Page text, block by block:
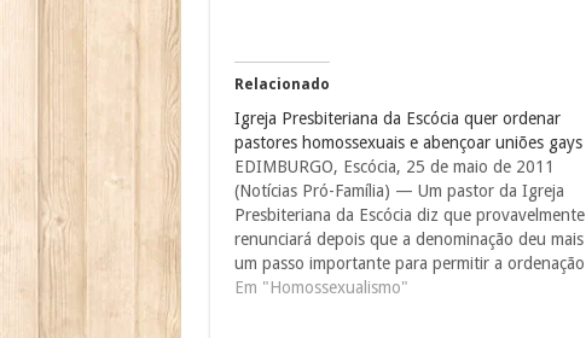
Relacionado
Igreja Presbiteriana da Escócia quer ordenar
pastores homossexuais e abençoar uniões gays
EDIMBURGO, Escócia, 25 de maio de 2011
(Notícias Pró-Família) — Um pastor da Igreja
Presbiteriana da Escócia diz que provavelmente
renunciará depois que a denominação deu mais
um passo importante para permitir a ordenação
de pastores homossexuais ativos e assumidos
Em "Homossexualismo"